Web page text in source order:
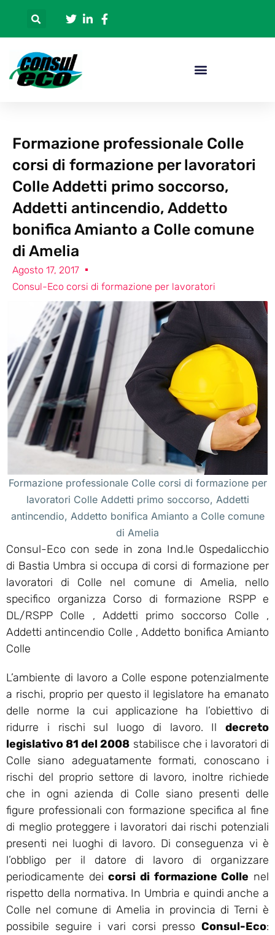
Formazione professionale Colle
corsi di formazione per lavoratori
Colle Addetti primo soccorso,
Addetti antincendio, Addetto
bonifica Amianto a Colle comune
di Amelia
Agosto 17, 2017
Consul-Eco corsi di formazione per lavoratori
Formazione professionale Colle corsi di formazione per
lavoratori Colle Addetti primo soccorso, Addetti
antincendio, Addetto bonifica Amianto a Colle comune
di Amelia
Consul-Eco con sede in zona Ind.le Ospedalicchio
di Bastia Umbra si occupa di corsi di formazione per
lavoratori di Colle nel comune di Amelia, nello
specifico organizza Corso di formazione RSPP e
DL/RSPP Colle , Addetti primo soccorso Colle ,
Addetti antincendio Colle , Addetto bonifica Amianto
Colle
L’ambiente di lavoro a Colle espone potenzialmente
a rischi, proprio per questo il legislatore ha emanato
delle norme la cui applicazione ha l’obiettivo di
ridurre i rischi sul luogo di lavoro. Il decreto
legislativo 81 del 2008 stabilisce che i lavoratori di
Colle siano adeguatamente formati, conoscano i
rischi del proprio settore di lavoro, inoltre richiede
che in ogni azienda di Colle siano presenti delle
figure professionali con formazione specifica al fine
di meglio proteggere i lavoratori dai rischi potenziali
presenti nei luoghi di lavoro. Di conseguenza vi è
l’obbligo per il datore di lavoro di organizzare
periodicamente deicorsi di formazione Colle nel
rispetto della normativa. In Umbria e quindi anche a
Colle nel comune di Amelia in provincia di Terni è
possibile seguire i vari corsi presso Consul-Eco: